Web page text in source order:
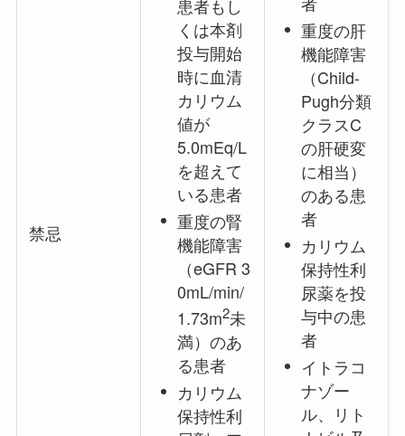
禁忌
患者もし
くは本剤
投与開始
時に血清
カリウム
値が
5.0mEq/L
を超えて
いる患者
重度の腎
機能障害
（eGFR 3
0mL/min/
1.73m2未
満）のあ
る患者
カリウム
保持性利
重度の肝
機能障害
（Child-
Pugh分類
クラスC
の肝硬変
に相当）
のある患
者
カリウム
保持性利
尿薬を投
与中の患
者
イトラコ
ナゾー
ル、リト